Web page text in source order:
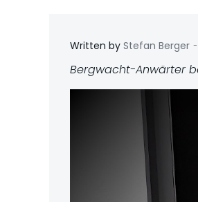
Written by Stefan Berger -
Bergwacht-Anwärter